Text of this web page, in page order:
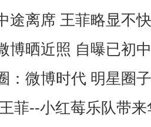
途离席 王菲略显不快
博晒近照 自曝已初
：微博时代 明星圈
菲--小红莓乐队带来